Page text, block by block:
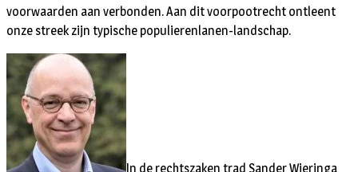
voorwaarden aan verbonden. Aan dit voorpootrecht ontleent
onze streek zijn typische populierenlanen-landschap.
In de rechtszaken trad Sander Wieringa